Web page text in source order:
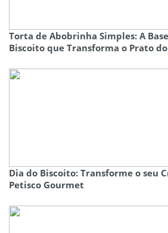
Torta de Abobrinha Simples: A
Biscoito que Transforma o Prato
Dia do Biscoito: Transforme o seu
Petisco Gourmet